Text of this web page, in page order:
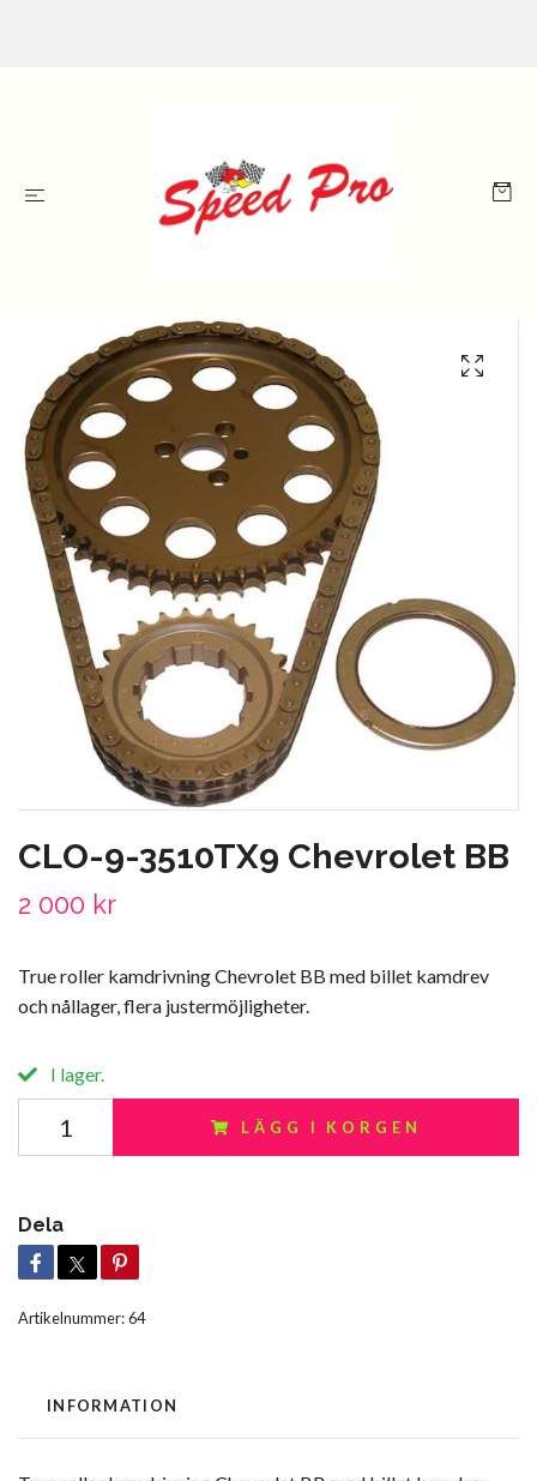
CLO-9-3510TX9 Chevrolet BB
2 000 kr
True roller kamdrivning Chevrolet BB med billet kamdrev
och nållager, flera justermöjligheter.
I lager.
LÄGG I KORGEN
Dela
Artikelnummer:64
INFORMATION